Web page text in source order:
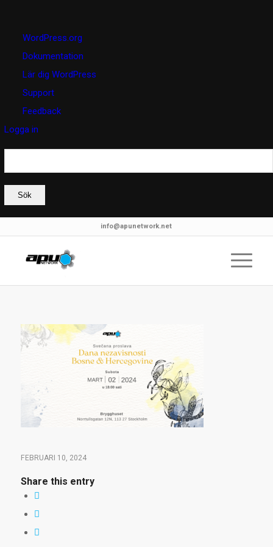
WordPress
WordPress.org
Dokumentation
Lär dig WordPress
Support
Feedback
Logga in
Sök
info@apunetwork.net
FEBRUARI 10, 2024
Share this entry